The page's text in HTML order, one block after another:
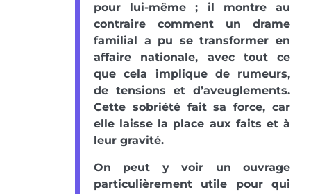
pour lui-même ; il montre au
contraire comment un drame
familial a pu se transformer en
affaire nationale, avec tout ce
que cela implique de rumeurs,
de tensions et d’aveuglements.
Cette sobriété fait sa force, car
elle laisse la place aux faits et à
leur gravité.
On peut y voir un ouvrage
particulièrement utile pour qui